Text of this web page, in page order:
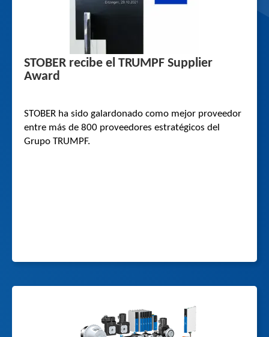
STOBER recibe el TRUMPF Supplier
Award
STOBER ha sido galardonado como mejor proveedor
entre más de 800 proveedores estratégicos del
Grupo TRUMPF.